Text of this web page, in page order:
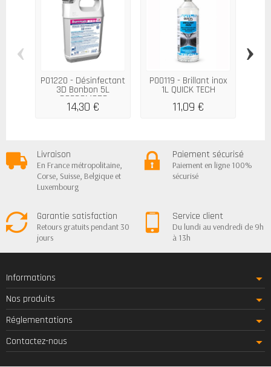
P01220 - Désinfectant
3D Bonbon 5L
SOPROMODE
14,30 €
P00119 - Brillant inox
1L QUICK TECH
11,09 €
‹ ›
Livraison
En France métropolitaine,
Corse, Suisse, Belgique et
Luxembourg
Paiement sécurisé
Paiement en ligne 100%
sécurisé
Garantie satisfaction
Retours gratuits pendant 30
jours
Service client
Du lundi au vendredi de 9h
à 13h
Informations
Nos produits
Réglementations
Contactez-nous